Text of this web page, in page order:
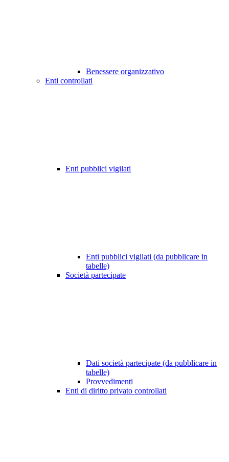
Benessere organizzativo
Enti controllati
Enti pubblici vigilati
Enti pubblici vigilati (da pubblicare in
tabelle)
Società partecipate
Dati società partecipate (da pubblicare in
tabelle)
Provvedimenti
Enti di diritto privato controllati